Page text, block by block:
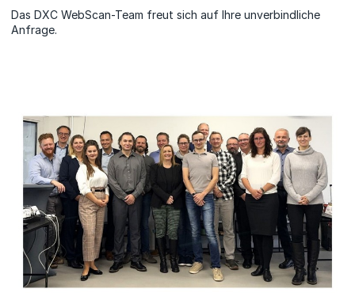
Das DXC WebScan-Team freut sich auf Ihre unverbindliche
Anfrage.